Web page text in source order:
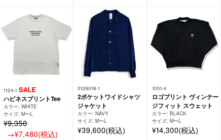
1124-1 SALE
ハピネスプリントTee
カラー: WHITE
サイズ: M〜L
¥9,350
→¥7,480(税込)
0126018-1
2ポケットワイドシャツ
ジャケット
カラー: NAVY
サイズ: M〜L
¥39,600(税込)
1051-4
ロゴプリント ヴィンテー
ジフィット スウェット
カラー: BLACK
サイズ: M〜L
¥14,300(税込)